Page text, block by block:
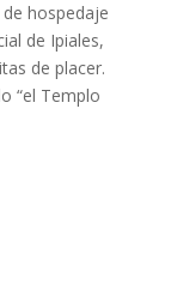
hospedaje
de Ipiales,
de placer.
“el Templo